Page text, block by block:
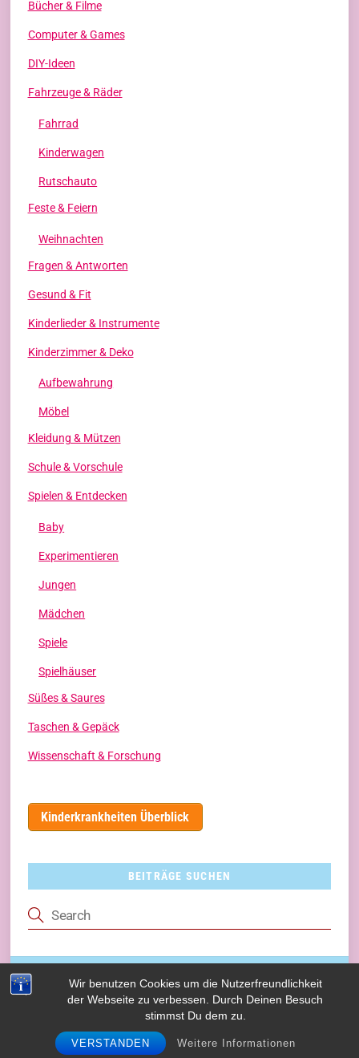
Wir benutzen Cookies um die Nutzerfreundlichkeit
der Webseite zu verbessen. Durch Deinen Besuch
stimmst Du dem zu.
VERSTANDEN Weitere Informationen
Bücher & Filme
Computer & Games
DIY-Ideen
Fahrzeuge & Räder
Fahrrad
Kinderwagen
Rutschauto
Feste & Feiern
Weihnachten
Fragen & Antworten
Gesund & Fit
Kinderlieder & Instrumente
Kinderzimmer & Deko
Aufbewahrung
Möbel
Kleidung & Mützen
Schule & Vorschule
Spielen & Entdecken
Baby
Experimentieren
Jungen
Mädchen
Spiele
Spielhäuser
Süßes & Saures
Taschen & Gepäck
Wissenschaft & Forschung
Kinderkrankheiten Überblick
BEITRÄGE SUCHEN
(c) 2017 Kindskopp.com - Alle Rechte vorbehalten